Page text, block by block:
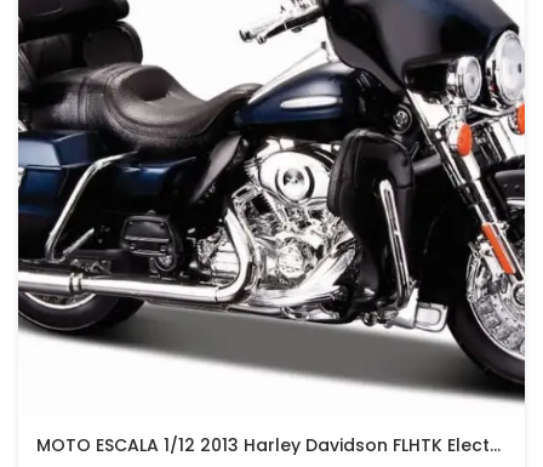
MOTO ESCALA 1/12 2013 Harley Davidson FLHTK Electra Glide